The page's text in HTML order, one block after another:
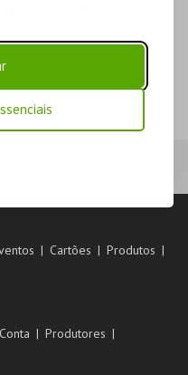
acompanhar as suas
Cartões
Produtos
Produtores